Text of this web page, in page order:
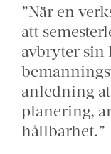
”När en
att
avbryter sin
anledning
planering,
hållbarhet.”